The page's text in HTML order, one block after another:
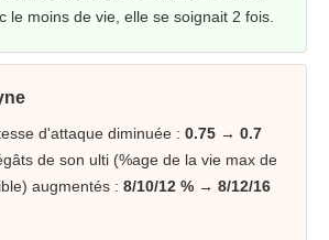
le moins de vie, elle se soignait 2 fois.
d'attaque diminuée : 0.75 → 0.7
de son ulti (%age de la vie max de
augmentés : 8/10/12 % → 8/12/16